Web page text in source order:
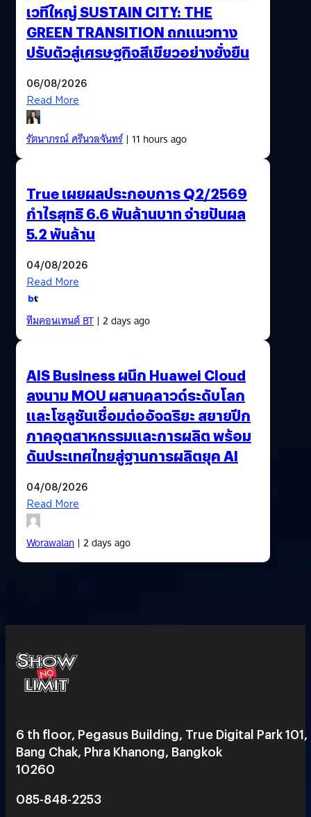
เวทีใหญ่ SUSTAIN CITY: THE
GREEN TRANSITION ถกแนวทาง
ปรับตัวสู่เศรษฐกิจสีเขียวอย่างยั่งยืน
06/08/2026
Read More
รัตนาภรณ์ ศรีนวลจันทร์| 11 hours ago
True เผยผลประกอบการ Q2/2569
กำไรสุทธิ 6.6 พันล้านบาท จ่ายปันผล
5.2 พันล้าน
04/08/2026
Read More
ทีมคอนเทนต์ BT| 2 days ago
AIS Business ผนึก Huawei Cloud
ลงนาม MOU ผสานคลาวด์ระดับโลก
และโซลูชันเชื่อมต่ออัจฉริยะ สยายปีก
ภาคอุตสาหกรรมและการผลิต พร้อม
ดันประเทศไทยสู่ฐานการผลิตยุค AI
04/08/2026
Read More
Worawalan| 2 days ago
6 th floor, Pegasus Building, True Digital Park 101,
Bang Chak, Phra Khanong, Bangkok
10260
085-848-2253